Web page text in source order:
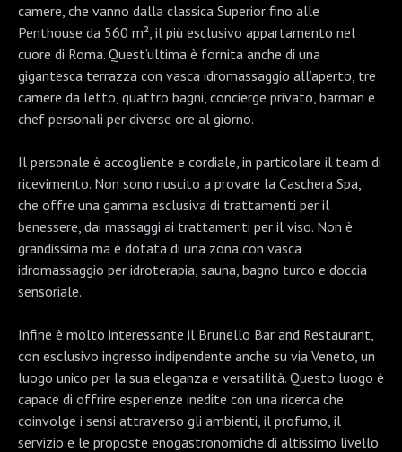
camere, che vanno dalla classica Superior fino alle
Penthouse da 560 m², il più esclusivo appartamento nel
cuore di Roma. Quest’ultima è fornita anche di una
gigantesca terrazza con vasca idromassaggio all’aperto, tre
camere da letto, quattro bagni, concierge privato, barman e
chef personali per diverse ore al giorno.
Il personale è accogliente e cordiale, in particolare il team di
ricevimento. Non sono riuscito a provare la Caschera Spa,
che offre una gamma esclusiva di trattamenti per il
benessere, dai massaggi ai trattamenti per il viso. Non è
grandissima ma è dotata di una zona con vasca
idromassaggio per idroterapia, sauna, bagno turco e doccia
sensoriale.
Infine è molto interessante il Brunello Bar and Restaurant,
con esclusivo ingresso indipendente anche su via Veneto, un
luogo unico per la sua eleganza e versatilità. Questo luogo è
capace di offrire esperienze inedite con una ricerca che
coinvolge i sensi attraverso gli ambienti, il profumo, il
servizio e le proposte enogastronomiche di altissimo livello.